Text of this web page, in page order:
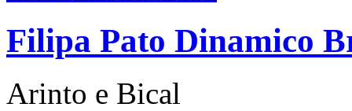
Filipa Pato Dinamico
Arinto e Bical